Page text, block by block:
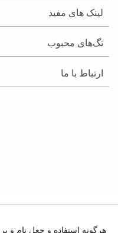
لینک های مفید
تگ‌های محبوب
ارتباط با ما
هرگونه استفاده و جعل نام و